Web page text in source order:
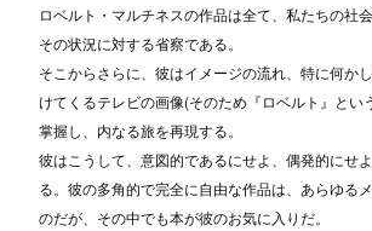
ロベルト・マルチネスの作品は全て、私たちの社
その状況に対する省察である。
そこからさらに、彼はイメージの流れ、特に何か
けてくるテレビの画像(そのため『ロベルト』とい
掌握し、内なる旅を再現する。
彼はこうして、意図的であるにせよ、偶発的にせ
る。彼の多角的で完全に自由な作品は、あらゆる
のだが、その中でも本が彼のお気に入りだ。